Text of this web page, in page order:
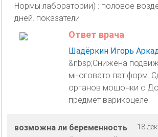
Нормы лаборатории) : половое
дней. показатели
Ответ врача
Шадёркин Игорь
&nbsp;Снижена
многовато пат.форм.
органов мошонки с
предмет варикоцеле.
18
возможна ли беременность